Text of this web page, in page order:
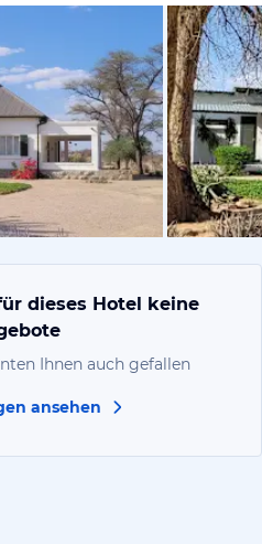
von Klaus
dieses Hotel keine
Ihnen auch gefallen
ansehen